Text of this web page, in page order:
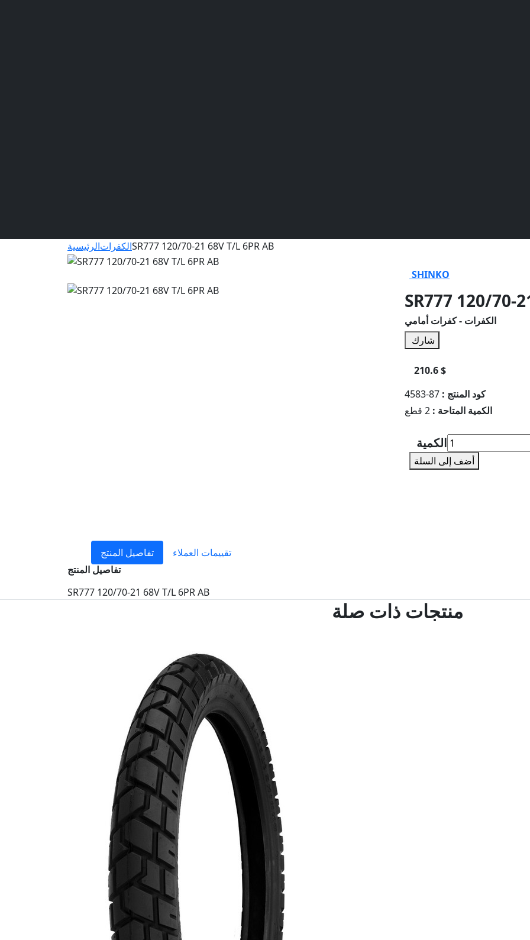
الرئيسيةالكفراتSR777 120/70-21 68V T/L 6PR AB
SHINKO
SR777 120/70-
الكفرات - كفرات أمامي
شارك
210.6 $
كود المنتج :
الكمية المتاحة : 2 قطع
الكمية
أضف إلى السلة
تفاصيل المنتج
تقييمات العملاء
تفاصيل المنتج
SR777 120/70-21 68V T/L 6PR AB
منتجات ذات صلة